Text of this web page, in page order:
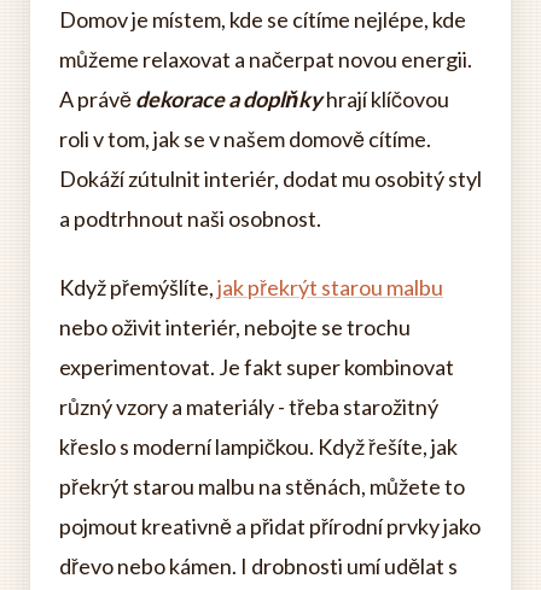
Domov je místem, kde se cítíme nejlépe, kde
můžeme relaxovat a načerpat novou energii.
A právědekorace a doplňkyhrají klíčovou
roli v tom, jak se v našem domově cítíme.
Dokáží zútulnit interiér, dodat mu osobitý styl
a podtrhnout naši osobnost.
Když přemýšlíte,jak překrýt starou malbu
nebo oživit interiér, nebojte se trochu
experimentovat. Je fakt super kombinovat
různý vzory a materiály - třeba starožitný
křeslo s moderní lampičkou. Když řešíte, jak
překrýt starou malbu na stěnách, můžete to
pojmout kreativně a přidat přírodní prvky jako
dřevo nebo kámen. I drobnosti umí udělat s